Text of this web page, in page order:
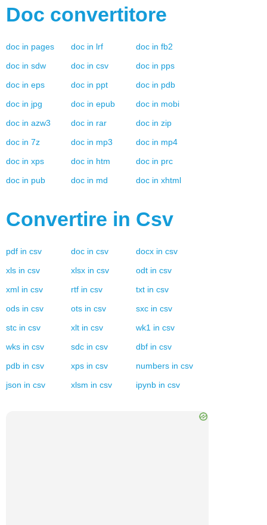
Doc convertitore
doc in pages doc in lrf doc in fb2
doc in sdw doc in csv doc in pps
doc in eps doc in ppt doc in pdb
doc in jpg doc in epub doc in mobi
doc in azw3 doc in rar doc in zip
doc in 7z doc in mp3 doc in mp4
doc in xps doc in htm doc in prc
doc in pub doc in md doc in xhtml
Convertire in Csv
pdf in csv doc in csv docx in csv
xls in csv xlsx in csv odt in csv
xml in csv rtf in csv txt in csv
ods in csv ots in csv sxc in csv
stc in csv xlt in csv wk1 in csv
wks in csv sdc in csv dbf in csv
pdb in csv xps in csv numbers in csv
json in csv xlsm in csv ipynb in csv